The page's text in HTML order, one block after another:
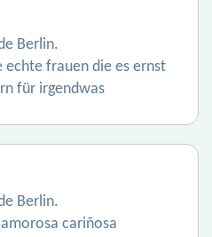
Berlin.
echte frauen die es ernst
für irgendwas
Berlin.
cariñosa